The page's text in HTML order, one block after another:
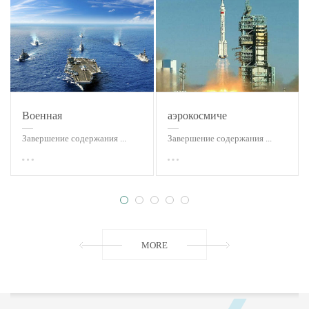
оборудования для нанесения вакуума.
С момента своего преобразования в 2000 году компания Beipiao
Vacuum Equipment Co., Ltd. вдохнула новую жизнь в предприятие.
Она последовательно разрабатывала электрические и
пневматические высоковакуумные клапаны большого калибра и
особой формы. Она также быстро развивалась для национальных
оборонных и научно-исследовательских ведомств. Закрытый
преследуем». Честность, преданность делу, новаторство и
Военная
промышленность
Завершение содержания ...
аэрокосмический
Завершение содержания ...
MORE